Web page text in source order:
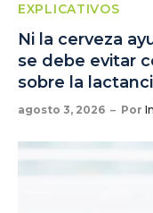
EXPLICATIVOS
Ni la cerveza
se debe evitar
sobre la
agosto 3, 2026 Por